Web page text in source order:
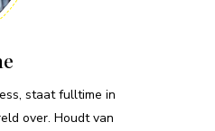
staat fulltime in
over. Houdt van